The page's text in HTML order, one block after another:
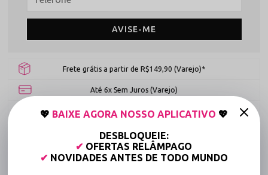
AVISE-ME
Frete grátis a partir de R$149,90 (Varejo)*
Até 6x Sem Juros (Varejo)
15% OFF para Compras Acima de R$400,00 (Varejo)
💖 BAIXE AGORA NOSSO APLICATIVO 💖
DESBLOQUEIE:
✔ OFERTAS RELÂMPAGO
✔ NOVIDADES ANTES DE TODO MUNDO